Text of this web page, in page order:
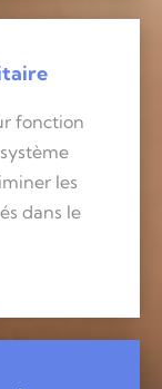
fonction
les
dans le